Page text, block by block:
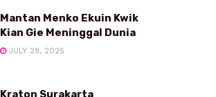
Mantan Menko Ekuin Kwik
Kian Gie Meninggal Dunia
JULY 29, 2025